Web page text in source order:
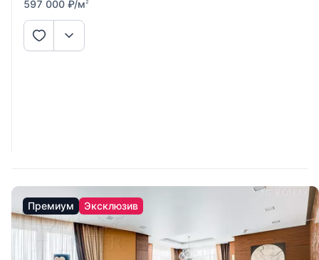
597 000 ₽/м2
Премиум Эксклюзив